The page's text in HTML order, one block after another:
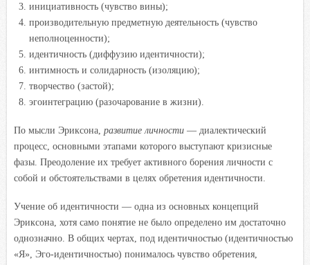
инициативность (чувство вины);
производительную предметную деятельность (чувство
неполноценности);
идентичность (диффузию идентичности);
интимность и солидарность (изоляцию);
творчество (застой);
эгоинтеграцию (разочарование в жизни).
По мысли Эриксона, развитие личности — диалектический
процесс, основными этапами которого выступают кризисные
фазы. Преодоление их требует активного борения личности с
собой и обстоятельствами в целях обретения идентичности.
Учение об идентичности — одна из основных концепций
Эриксона, хотя само понятие не было определено им достаточно
однозначно. В общих чертах, под идентичностью (идентичностью
«Я», Эго-идентичностью) понималось чувство обретения,